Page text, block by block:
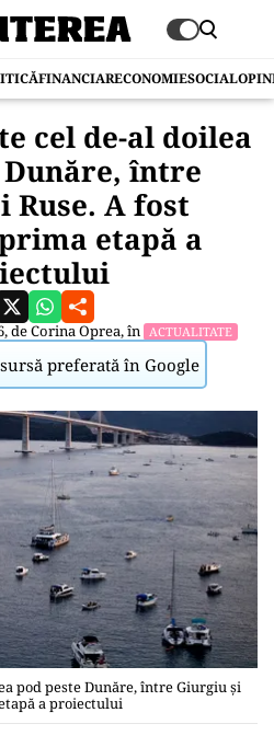
FINANCIARECONOMIESOCIAL
cel de-al doilea
între
Ruse. A fost
etapă a
deCorina Oprea, în ACTUALITATE
preferată în Google
pod peste Dunăre, între Giurgiu și
a proiectului